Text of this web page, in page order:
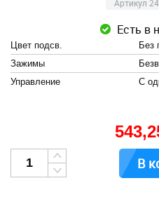
Артикул
Есть в
Цвет подсв.
Без
Зажимы
Управление
С
В